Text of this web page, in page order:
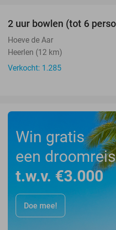
2 uur bowlen (tot 6
Hoeve de Aar
Heerlen (12 km)
Verkocht: 1.285
Win gratis
een droomreis
t.w.v. €3.000
Doe mee!